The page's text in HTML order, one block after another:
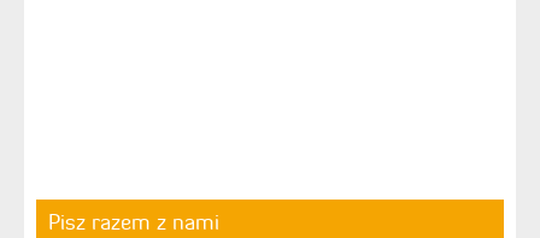
Pisz razem z nami